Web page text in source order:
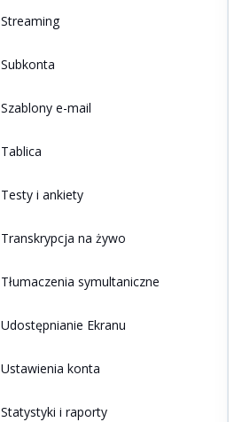
Streaming
Subkonta
Szablony e-mail
Tablica
Testy i ankiety
Transkrypcja na żywo
Tłumaczenia symultaniczne
Udostępnianie Ekranu
Ustawienia konta
Statystyki i raporty